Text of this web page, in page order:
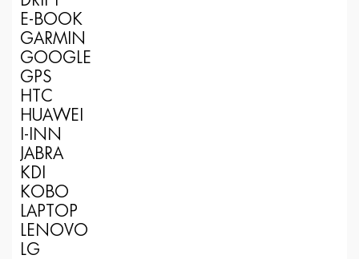
E-BOOK
GARMIN
GOOGLE
GPS
HTC
HUAWEI
I-INN
JABRA
KDI
KOBO
LAPTOP
LENOVO
LG